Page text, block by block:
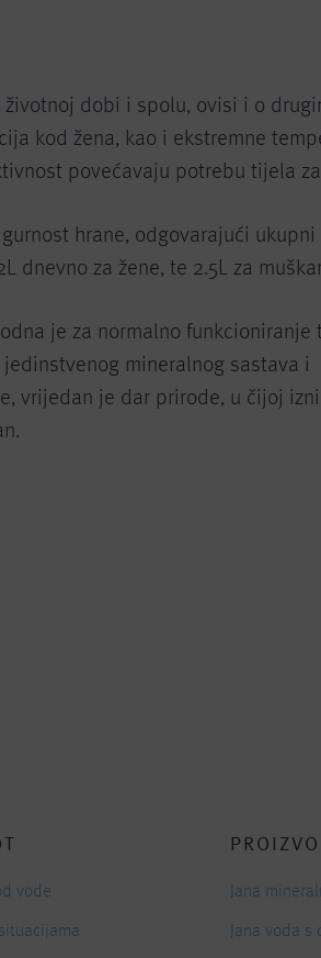
dobi i spolu, ovisi i o
kod žena, kao i ekstremne
povećavaju potrebu tijela
hrane, odgovarajući ukupni
dnevno za žene, te 2.5L za
je za normalno funkcioniranje
mineralnog sastava i
vrijedan je dar prirode, u čijoj
vode
Jana
Jana voda s